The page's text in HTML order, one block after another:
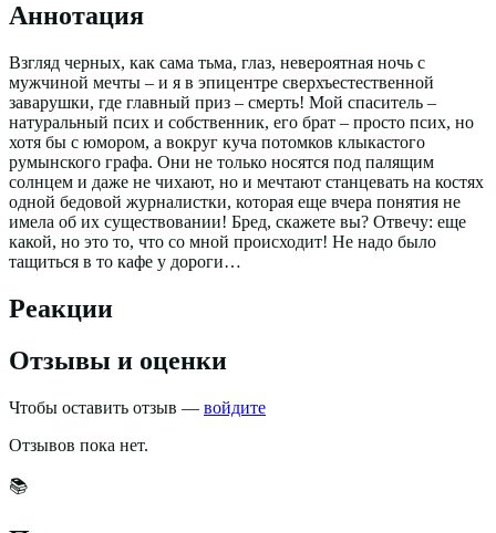
Аннотация
Взгляд черных, как сама тьма, глаз, невероятная ночь с
мужчиной мечты – и я в эпицентре сверхъестественной
заварушки, где главный приз – смерть! Мой спаситель –
натуральный псих и собственник, его брат – просто псих, но
хотя бы с юмором, а вокруг куча потомков клыкастого
румынского графа. Они не только носятся под палящим
солнцем и даже не чихают, но и мечтают станцевать на костях
одной бедовой журналистки, которая еще вчера понятия не
имела об их существовании! Бред, скажете вы? Отвечу: еще
какой, но это то, что со мной происходит! Не надо было
тащиться в то кафе у дороги…
Реакции
Отзывы и оценки
Чтобы оставить отзыв — войдите
Отзывов пока нет.
📚